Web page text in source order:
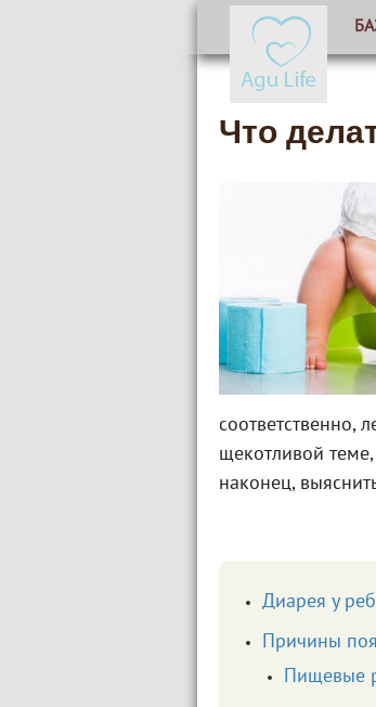
Что
соответственно,
щекотливой теме,
наконец,
Диарея у
Причины
Пищевые